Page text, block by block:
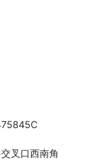
叉口西南角